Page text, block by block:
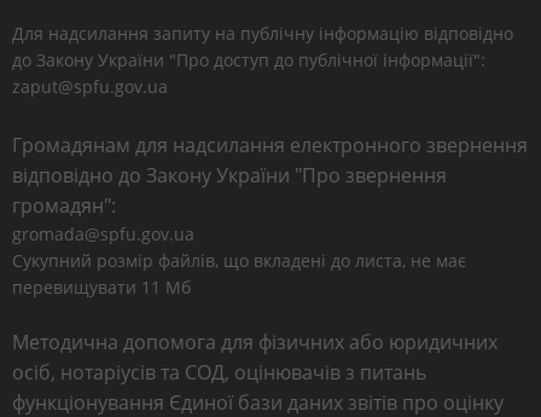
Для надсилання запиту на публічну інформацію відповідно
до Закону України "Про доступ до публічної інформації":
zaput@spfu.gov.ua
Громадянам для надсилання електронного звернення
відповідно до Закону України "Про звернення
громадян":
gromada@spfu.gov.ua
Сукупний розмір файлів, що вкладені до листа, не має
перевищувати 11 Мб
Методична допомога для фізичних або юридичних
осіб, нотаріусів та СОД, оцінювачів з питань
функціонування Єдиної бази даних звітів про оцінку